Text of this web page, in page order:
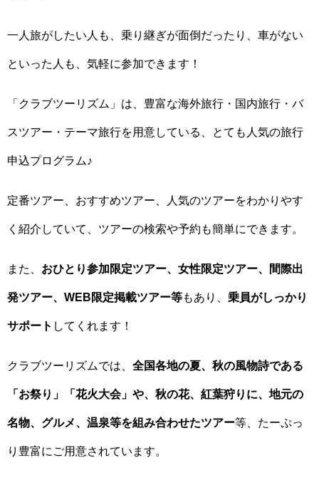
一人旅がしたい人も、乗り継ぎが面倒だったり、車がない
といった人も、気軽に参加できます！
「クラブツーリズム」は、豊富な海外旅行・国内旅行・バ
スツアー・テーマ旅行を用意している、とても人気の旅行
申込プログラム♪
定番ツアー、おすすめツアー、人気のツアーをわかりやす
く紹介していて、ツアーの検索や予約も簡単にできます。
また、 おひとり参加限定ツアー、女性限定ツアー、間際出
発ツアー、WEB限定掲載ツアー等もあり、 乗員がしっかり
サポート してくれます！
クラブツーリズムでは、 全国各地の夏、秋の風物詩である
「お祭り」「花火大会」や、秋の花、紅葉狩りに、地元の
名物、グルメ、温泉等を組み合わせたツアー等、たーぷっ
り豊富にご用意されています。